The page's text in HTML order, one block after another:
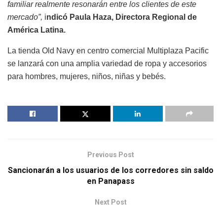
familiar realmente resonarán entre los clientes de este
mercado”, indicó Paula Haza, Directora Regional de
América Latina.
La tienda Old Navy en centro comercial Multiplaza Pacific
se lanzará con una amplia variedad de ropa y accesorios
para hombres, mujeres, niños, niñas y bebés.
Previous Post
Sancionarán a los usuarios de los corredores sin saldo
en Panapass
Next Post